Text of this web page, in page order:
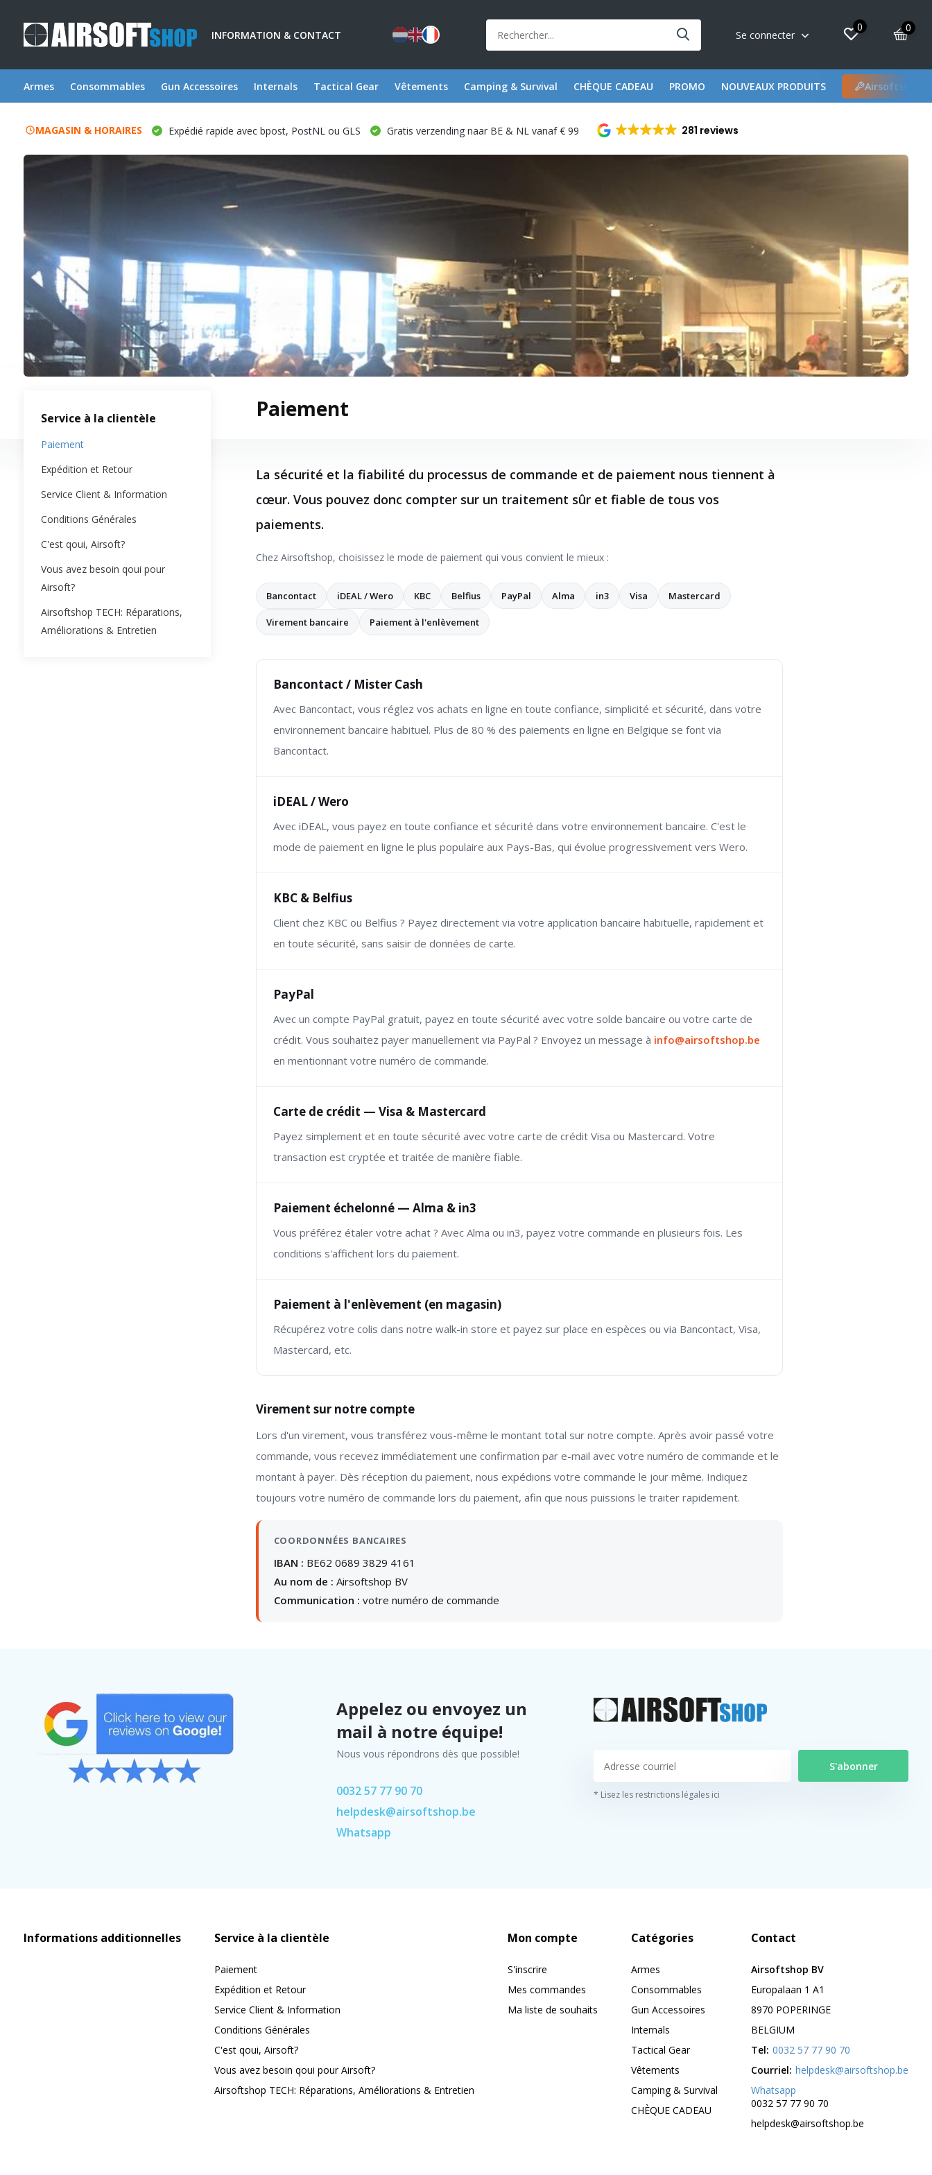
INFORMATION & CONTACT Se connecter
0 0
Armes Consommables Gun Accessoires Internals Tactical Gear Vêtements Camping & Survival CHÈQUE CADEAU PROMO NOUVEAUX PRODUITS Airsoftshop
MAGASIN & HORAIRES Expédié rapide avec bpost, PostNL ou GLS Gratis verzending naar BE & NL vanaf € 99 281 reviews
Service à la clientèle
Paiement
Expédition et Retour
Service Client & Information
Conditions Générales
C'est qoui, Airsoft?
Vous avez besoin qoui pour
Airsoft?
Airsoftshop TECH: Réparations,
Améliorations & Entretien
Paiement
La sécurité et la fiabilité du processus de commande et de paiement nous tiennent à
cœur. Vous pouvez donc compter sur un traitement sûr et fiable de tous vos
paiements.
Chez Airsoftshop, choisissez le mode de paiement qui vous convient le mieux :
Bancontact iDEAL / Wero KBC Belfius PayPal Alma in3 Visa Mastercard
Virement bancaire Paiement à l'enlèvement
Bancontact / Mister Cash
Avec Bancontact, vous réglez vos achats en ligne en toute confiance, simplicité et sécurité, dans votre
environnement bancaire habituel. Plus de 80 % des paiements en ligne en Belgique se font via
Bancontact.
iDEAL / Wero
Avec iDEAL, vous payez en toute confiance et sécurité dans votre environnement bancaire. C'est le
mode de paiement en ligne le plus populaire aux Pays-Bas, qui évolue progressivement vers Wero.
KBC & Belfius
Client chez KBC ou Belfius ? Payez directement via votre application bancaire habituelle, rapidement et
en toute sécurité, sans saisir de données de carte.
PayPal
Avec un compte PayPal gratuit, payez en toute sécurité avec votre solde bancaire ou votre carte de
crédit. Vous souhaitez payer manuellement via PayPal ? Envoyez un message à info@airsoftshop.be
en mentionnant votre numéro de commande.
Carte de crédit — Visa & Mastercard
Payez simplement et en toute sécurité avec votre carte de crédit Visa ou Mastercard. Votre
transaction est cryptée et traitée de manière fiable.
Paiement échelonné — Alma & in3
Vous préférez étaler votre achat ? Avec Alma ou in3, payez votre commande en plusieurs fois. Les
conditions s'affichent lors du paiement.
Paiement à l'enlèvement (en magasin)
Récupérez votre colis dans notre walk-in store et payez sur place en espèces ou via Bancontact, Visa,
Mastercard, etc.
Virement sur notre compte
Lors d'un virement, vous transférez vous-même le montant total sur notre compte. Après avoir passé votre
commande, vous recevez immédiatement une confirmation par e-mail avec votre numéro de commande et le
montant à payer. Dès réception du paiement, nous expédions votre commande le jour même. Indiquez
toujours votre numéro de commande lors du paiement, afin que nous puissions le traiter rapidement.
COORDONNÉES BANCAIRES
IBAN : BE62 0689 3829 4161
Au nom de : Airsoftshop BV
Communication : votre numéro de commande
Appelez ou envoyez un
mail à notre équipe!
Nous vous répondrons dès que possible!
0032 57 77 90 70
helpdesk@airsoftshop.be
Whatsapp
S'abonner
* Lisez les restrictions légales ici
Informations additionnelles Service à la clientèle
Paiement
Expédition et Retour
Service Client & Information
Conditions Générales
C'est qoui, Airsoft?
Vous avez besoin qoui pour Airsoft?
Airsoftshop TECH: Réparations, Améliorations & Entretien
Mon compte
S'inscrire
Mes commandes
Ma liste de souhaits
Catégories
Armes
Consommables
Gun Accessoires
Internals
Tactical Gear
Vêtements
Camping & Survival
CHÈQUE CADEAU
Contact
Airsoftshop BV
Europalaan 1 A1
8970 POPERINGE
BELGIUM
Tel: 0032 57 77 90 70
Courriel: helpdesk@airsoftshop.be
Whatsapp
0032 57 77 90 70
helpdesk@airsoftshop.be